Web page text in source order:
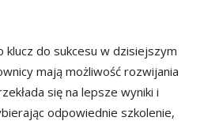
klucz do sukcesu w dzisiejszym
mają możliwość rozwijania
się na lepsze wyniki i
odpowiednie szkolenie,